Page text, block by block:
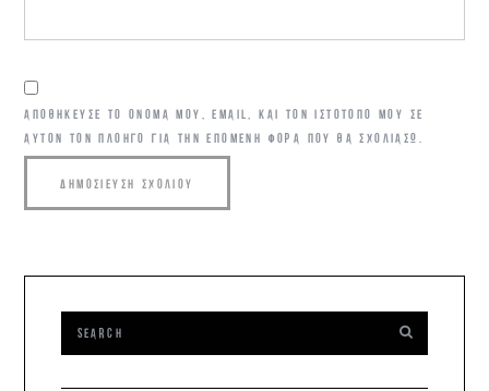
ΑΠΟΘΉΚΕΥΣΕ ΤΟ ΌΝΟΜΆ ΜΟΥ, EMAIL, ΚΑΙ ΤΟΝ ΙΣΤΌΤΟΠΟ ΜΟΥ ΣΕ
ΑΥΤΌΝ ΤΟΝ ΠΛΟΗΓΌ ΓΙΑ ΤΗΝ ΕΠΌΜΕΝΗ ΦΟΡΆ ΠΟΥ ΘΑ ΣΧΟΛΙΆΣΩ.